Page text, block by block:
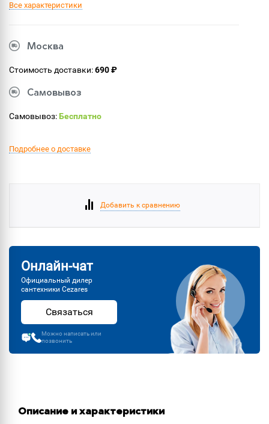
Все характеристики
Москва
Стоимость доставки:690 ₽
Самовывоз
Самовывоз:Бесплатно
Подробнее о доставке
Добавить к сравнению
Онлайн-чат
Официальный дилер
сантехники Cezares
Связаться
Можно написать или
позвонить
Описание и характеристики